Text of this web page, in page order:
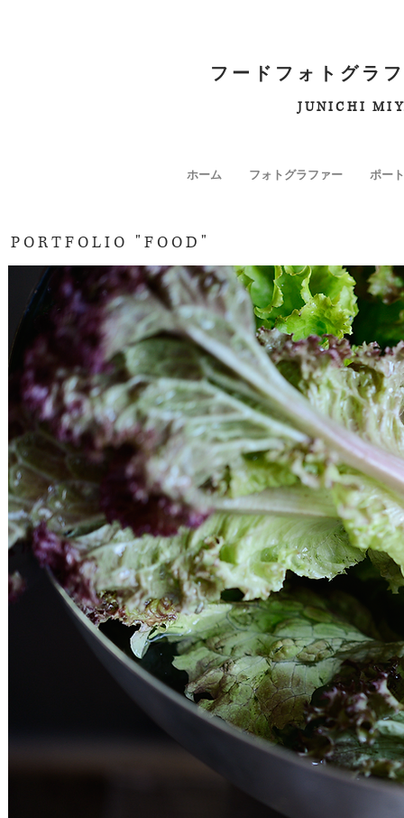
フードフォトグラ
JUNICHI
ホーム フォトグラファー ポー
PORTFOLIO "FOOD"